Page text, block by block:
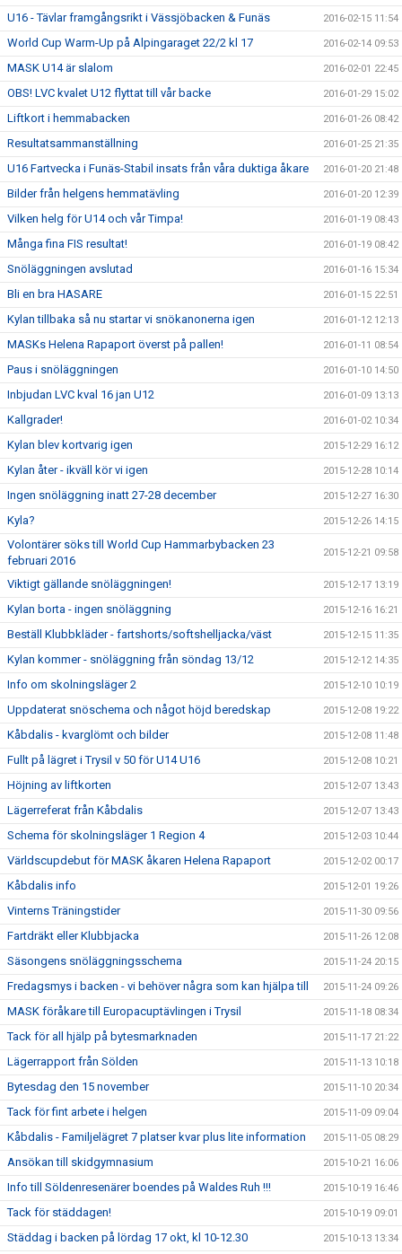
U16 - Tävlar framgångsrikt i Vässjöbacken & Funäs 2016-02-15 11:54
World Cup Warm-Up på Alpingaraget 22/2 kl 17 2016-02-14 09:53
MASK U14 är slalom 2016-02-01 22:45
OBS! LVC kvalet U12 flyttat till vår backe 2016-01-29 15:02
Liftkort i hemmabacken 2016-01-26 08:42
Resultatsammanställning 2016-01-25 21:35
U16 Fartvecka i Funäs-Stabil insats från våra duktiga åkare 2016-01-20 21:48
Bilder från helgens hemmatävling 2016-01-20 12:39
Vilken helg för U14 och vår Timpa! 2016-01-19 08:43
Många fina FIS resultat! 2016-01-19 08:42
Snöläggningen avslutad 2016-01-16 15:34
Bli en bra HASARE 2016-01-15 22:51
Kylan tillbaka så nu startar vi snökanonerna igen 2016-01-12 12:13
MASKs Helena Rapaport överst på pallen! 2016-01-11 08:54
Paus i snöläggningen 2016-01-10 14:50
Inbjudan LVC kval 16 jan U12 2016-01-09 13:13
Kallgrader! 2016-01-02 10:34
Kylan blev kortvarig igen 2015-12-29 16:12
Kylan åter - ikväll kör vi igen 2015-12-28 10:14
Ingen snöläggning inatt 27-28 december 2015-12-27 16:30
Kyla? 2015-12-26 14:15
Volontärer söks till World Cup Hammarbybacken 23
februari 2016
2015-12-21 09:58
Viktigt gällande snöläggningen! 2015-12-17 13:19
Kylan borta - ingen snöläggning 2015-12-16 16:21
Beställ Klubbkläder - fartshorts/softshelljacka/väst 2015-12-15 11:35
Kylan kommer - snöläggning från söndag 13/12 2015-12-12 14:35
Info om skolningsläger 2 2015-12-10 10:19
Uppdaterat snöschema och något höjd beredskap 2015-12-08 19:22
Kåbdalis - kvarglömt och bilder 2015-12-08 11:48
Fullt på lägret i Trysil v 50 för U14 U16 2015-12-08 10:21
Höjning av liftkorten 2015-12-07 13:43
Lägerreferat från Kåbdalis 2015-12-07 13:43
Schema för skolningsläger 1 Region 4 2015-12-03 10:44
Världscupdebut för MASK åkaren Helena Rapaport 2015-12-02 00:17
Kåbdalis info 2015-12-01 19:26
Vinterns Träningstider 2015-11-30 09:56
Fartdräkt eller Klubbjacka 2015-11-26 12:08
Säsongens snöläggningsschema 2015-11-24 20:15
Fredagsmys i backen - vi behöver några som kan hjälpa till 2015-11-24 09:26
MASK föråkare till Europacuptävlingen i Trysil 2015-11-18 08:34
Tack för all hjälp på bytesmarknaden 2015-11-17 21:22
Lägerrapport från Sölden 2015-11-13 10:18
Bytesdag den 15 november 2015-11-10 20:34
Tack för fint arbete i helgen 2015-11-09 09:04
Kåbdalis - Familjelägret 7 platser kvar plus lite information 2015-11-05 08:29
Ansökan till skidgymnasium 2015-10-21 16:06
Info till Söldenresenärer boendes på Waldes Ruh !!! 2015-10-19 16:46
Tack för städdagen! 2015-10-19 09:01
Städdag i backen på lördag 17 okt, kl 10-12.30 2015-10-13 13:34